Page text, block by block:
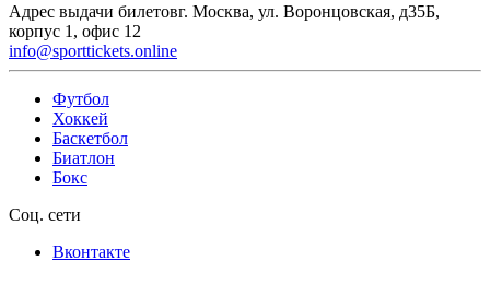
Адрес выдачи билетовг. Москва, ул. Воронцовская, д35Б,
корпус 1, офис 12
info@sporttickets.online
Футбол
Хоккей
Баскетбол
Биатлон
Бокс
Соц. сети
Вконтакте